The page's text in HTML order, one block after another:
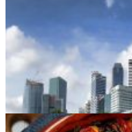
5 manies alimentaires des
Films de Noël : lesquels